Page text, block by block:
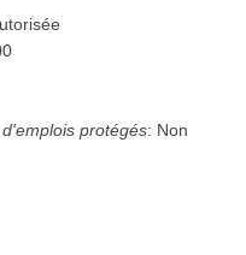
protégés: Non